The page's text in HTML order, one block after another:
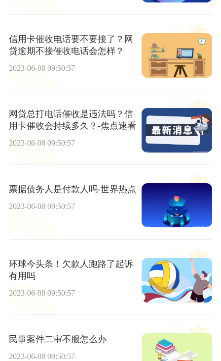
信用卡催收电话要不要接了？网
贷逾期不接催收电话会怎样？
2023-06-08 09:50:57
网贷总打电话催收是违法吗？信
用卡催收会持续多久？-焦点速看
2023-06-08 09:50:57
票据债务人是付款人吗-世界热点
2023-06-08 09:50:57
环球今头条！欠款人跑路了起诉
有用吗
2023-06-08 09:50:57
民事案件二审不服怎么办
2023-06-08 09:50:57